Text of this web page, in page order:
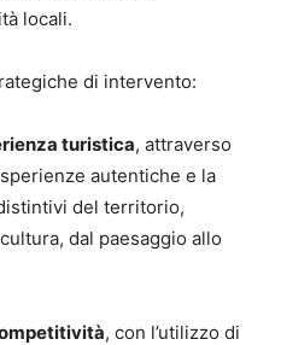
locali.
di intervento:
turistica, attraverso
autentiche e la
del territorio,
dal paesaggio allo
, con l’utilizzo di